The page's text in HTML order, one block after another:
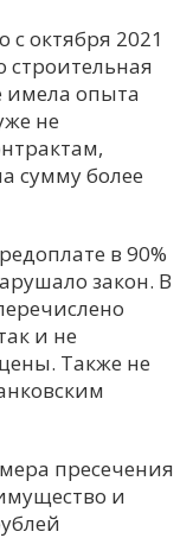
Х
Я
с октября 2021
строительная
имела опыта
не
сумму более
в 90%
закон. В
и не
Также не
пресечения
и